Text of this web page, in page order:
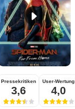
Pressekritiken
3,6
User-Wertung
4,0